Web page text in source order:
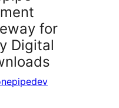
for
Digital